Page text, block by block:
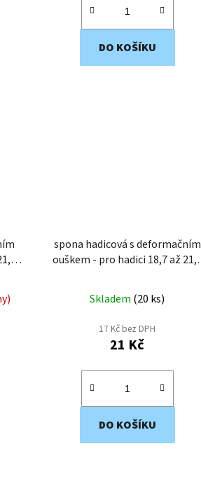
DO KOŠÍKU
spona hadicová s deformačním
ouškem - pro hadici 18,7 až 21,0
Skladem (20 ks)
17 Kč bez DPH
21 Kč
DO KOŠÍKU